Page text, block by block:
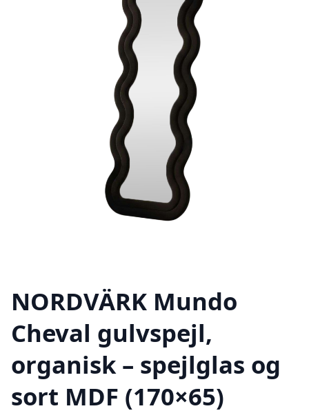
NORDVÄRK Mundo
Cheval gulvspejl,
organisk – spejlglas og
sort MDF (170×65)